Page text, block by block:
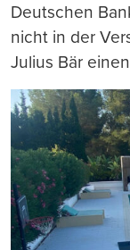
Deutschen
nicht in der
Julius Bär